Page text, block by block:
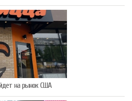
на рынок США